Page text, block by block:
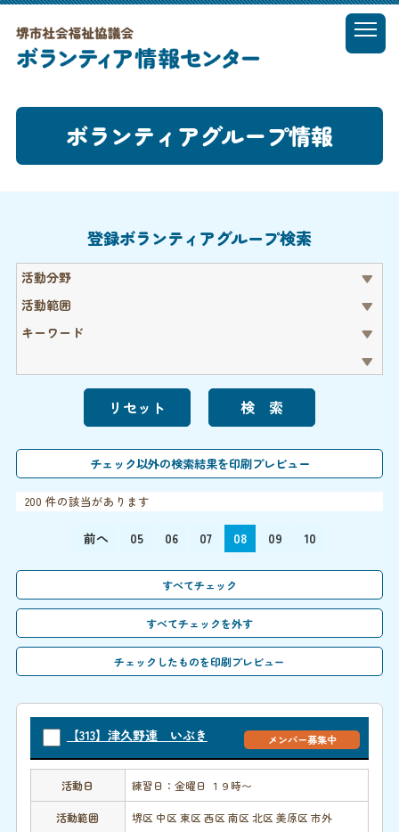
t
o
l
a
t
i
n
MENU
ボランティアグループ情報
登録ボランティアグループ検索
活動分野
活動範囲
キーワード
200 件の該当があります
前へ 05 06 07 08 09 10
【313】津久野連 いぶき メンバー募集中
活動日 練習日：金曜日 １９時〜
活動範囲 堺区 中区 東区 西区 南区 北区 美原区 市外